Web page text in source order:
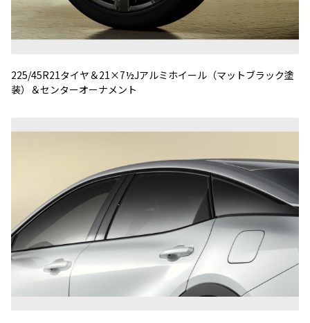
225/45R21タイヤ＆21×7½Jアルミホイール（マットブラック塗
装）＆センターオーナメント